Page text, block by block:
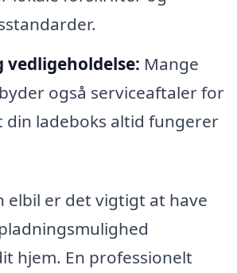
vedligeholdelse: Mange
også serviceaftaler for
din ladeboks altid fungerer
elbil er det vigtigt at have
hjem. En professionelt